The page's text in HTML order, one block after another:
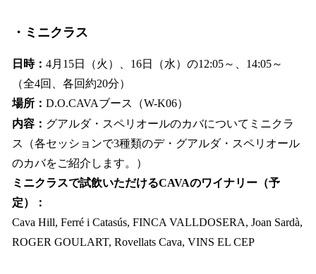
・ミニクラス
日時： 4月15日（火）、16日（水）の12:05～、14:05～
（全4回、各回約20分）
場所： D.O.CAVAブース（W-K06）
内容： グアルダ・スペリオールのカバについてミニクラ
ス（各セッションで3種類のデ・グアルダ・スペリオール
のカバをご紹介します。）
ミニクラスで試飲いただけるCAVAのワイナリー（予
定）：
Cava Hill, Ferré i Catasús, FINCA VALLDOSERA, Joan Sardà,
ROGER GOULART, Rovellats Cava, VINS EL CEP